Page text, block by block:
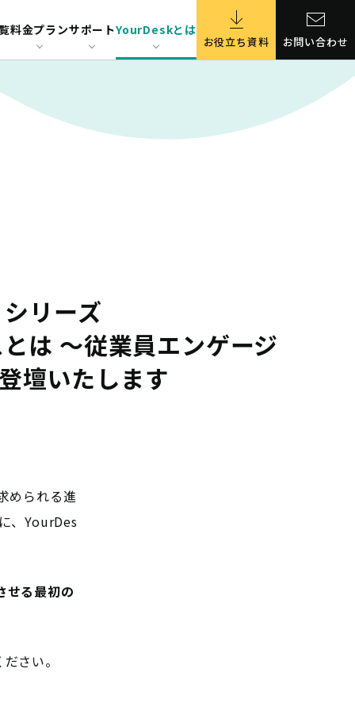
料金プランサポートYourDeskとは
お役立ち資料 お問い合わせ
ージメントを高めるオフィスづくりの最適解～』にYourDeskが登壇いたします
リーズ
は ～従業員エンゲージ
壇いたします
められる進
、YourDes
せる最初の
さい。